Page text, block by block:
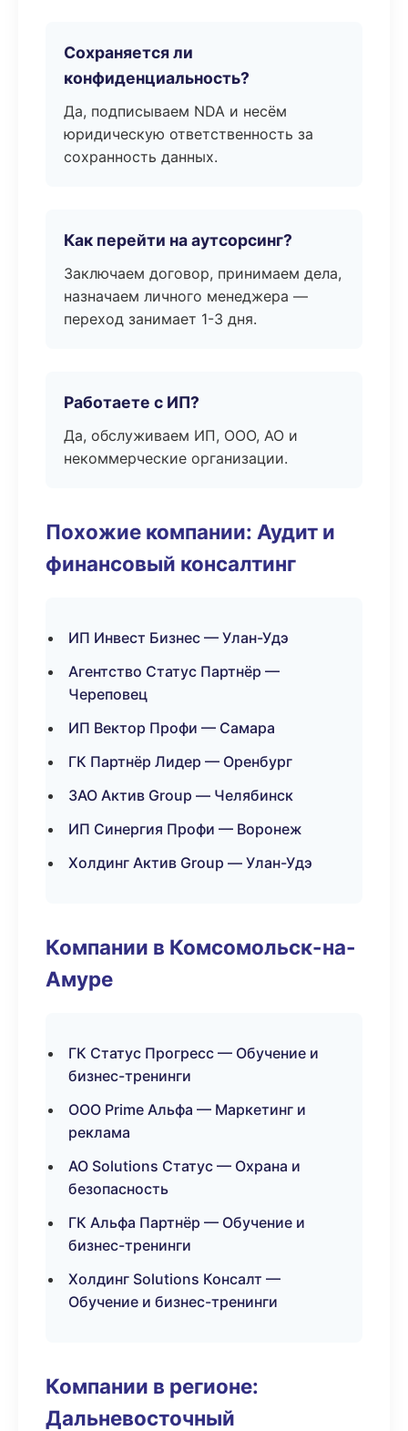
Сохраняется ли
конфиденциальность?
Да, подписываем NDA и несём
юридическую ответственность за
сохранность данных.
Как перейти на аутсорсинг?
Заключаем договор, принимаем дела,
назначаем личного менеджера —
переход занимает 1-3 дня.
Работаете с ИП?
Да, обслуживаем ИП, ООО, АО и
некоммерческие организации.
Похожие компании: Аудит и
финансовый консалтинг
ИП Инвест Бизнес — Улан-Удэ
Агентство Статус Партнёр —
Череповец
ИП Вектор Профи — Самара
ГК Партнёр Лидер — Оренбург
ЗАО Актив Group — Челябинск
ИП Синергия Профи — Воронеж
Холдинг Актив Group — Улан-Удэ
Компании в Комсомольск-на-
Амуре
ГК Статус Прогресс — Обучение и
бизнес-тренинги
ООО Prime Альфа — Маркетинг и
реклама
АО Solutions Статус — Охрана и
безопасность
ГК Альфа Партнёр — Обучение и
бизнес-тренинги
Холдинг Solutions Консалт —
Обучение и бизнес-тренинги
Компании в регионе:
Дальневосточный